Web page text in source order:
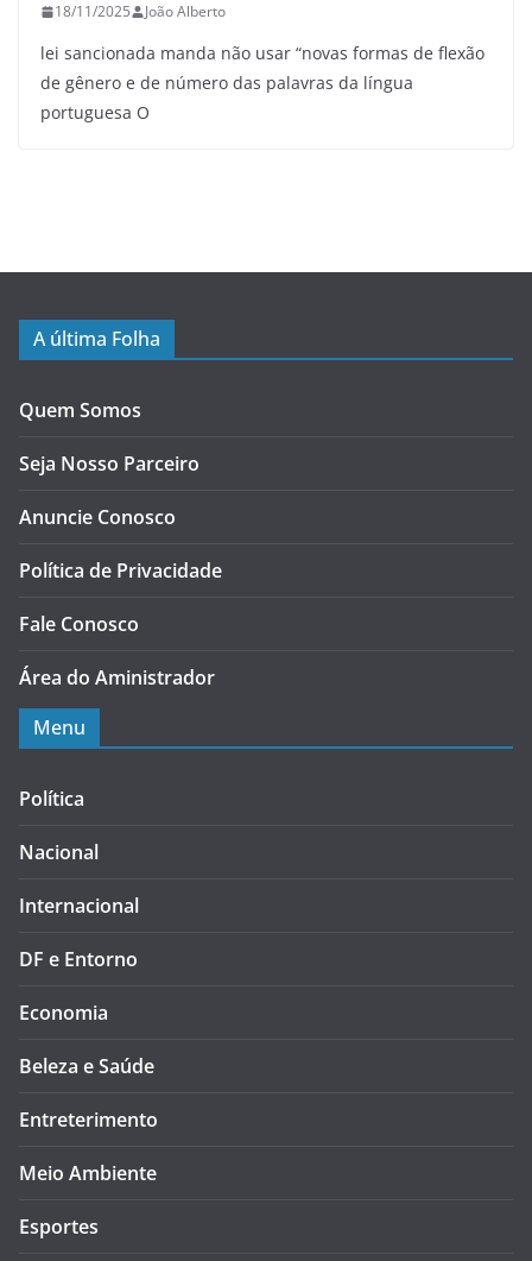
18/11/2025 João Alberto
lei sancionada manda não usar “novas formas de flexão
de gênero e de número das palavras da língua
portuguesa O
A última Folha
Quem Somos
Seja Nosso Parceiro
Anuncie Conosco
Política de Privacidade
Fale Conosco
Área do Aministrador
Menu
Política
Nacional
Internacional
DF e Entorno
Economia
Beleza e Saúde
Entreterimento
Meio Ambiente
Esportes